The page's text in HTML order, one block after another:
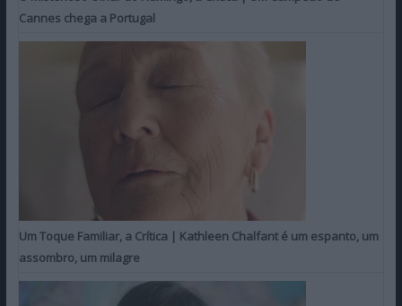
Cannes chega a Portugal
Um Toque Familiar, a Crítica | Kathleen Chalfant é um espanto, um
assombro, um milagre